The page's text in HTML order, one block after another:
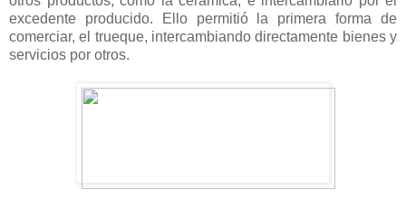
excedente producido. Ello permitió la primera forma de
comerciar, el trueque, intercambiando directamente bienes y
servicios por otros.